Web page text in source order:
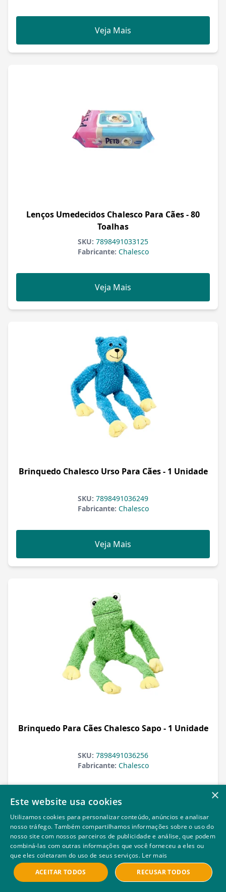
Veja Mais
Lenços Umedecidos Chalesco Para Cães - 80
Toalhas
SKU: 7898491033125
Fabricante: Chalesco
Veja Mais
Brinquedo Chalesco Urso Para Cães - 1 Unidade
SKU: 7898491036249
Fabricante: Chalesco
Veja Mais
Brinquedo Para Cães Chalesco Sapo - 1 Unidade
SKU: 7898491036256
Fabricante: Chalesco
Veja Mais ×
Este website usa cookies
Utilizamos cookies para personalizar conteúdo, anúncios e analisar
nosso tráfego. Também compartilhamos informações sobre o uso do
nosso site com nossos parceiros de publicidade e análise, que podem
combiná-las com outras informações que você forneceu a eles ou
que eles coletaram do uso de seus serviços. Ler mais
ACEITAR TODOS
RECUSAR TODOS